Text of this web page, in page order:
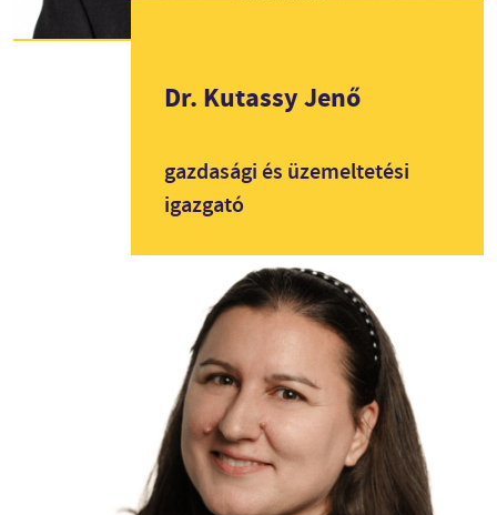
Dr. Kutassy Jenő
gazdasági és üzemeltetési
igazgató